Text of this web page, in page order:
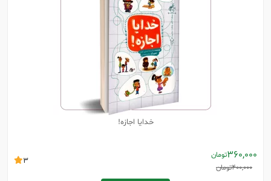
خدایا اجازه!
360,000تومان
400,000تومان
3